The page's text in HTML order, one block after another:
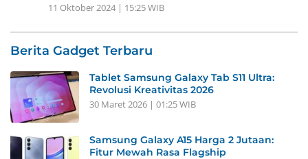
11 Oktober 2024 | 15:25 WIB
Berita Gadget Terbaru
Tablet Samsung Galaxy Tab S11 Ultra:
Revolusi Kreativitas 2026
30 Maret 2026 | 01:25 WIB
Samsung Galaxy A15 Harga 2 Jutaan:
Fitur Mewah Rasa Flagship